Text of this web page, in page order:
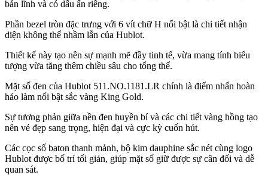
bản lĩnh và có dấu ấn riêng.
Phần bezel tròn đặc trưng với 6 vít chữ H nổi bật là chi tiết nhận
diện không thể nhầm lẫn của Hublot.
Thiết kế này tạo nên sự mạnh mẽ đầy tinh tế, vừa mang tính biểu
tượng vừa tăng thêm chiều sâu cho tổng thể.
Mặt số đen của Hublot 511.NO.1181.LR chính là điểm nhấn hoàn
hảo làm nổi bật sắc vàng King Gold.
Sự tương phản giữa nền đen huyền bí và các chi tiết vàng hồng tạo
nên vẻ đẹp sang trọng, hiện đại và cực kỳ cuốn hút.
Các cọc số baton thanh mảnh, bộ kim dauphine sắc nét cùng logo
Hublot được bố trí tối giản, giúp mặt số giữ được sự cân đối và dễ
quan sát.